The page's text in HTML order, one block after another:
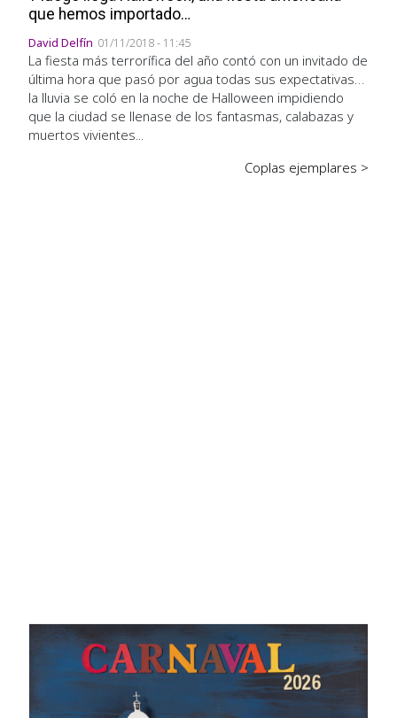
que hemos importado…
David Delfín 01/11/2018 - 11:45
La fiesta más terrorífica del año contó con un invitado de
última hora que pasó por agua todas sus expectativas…
la lluvia se coló en la noche de Halloween impidiendo
que la ciudad se llenase de los fantasmas, calabazas y
muertos vivientes...
Coplas ejemplares >